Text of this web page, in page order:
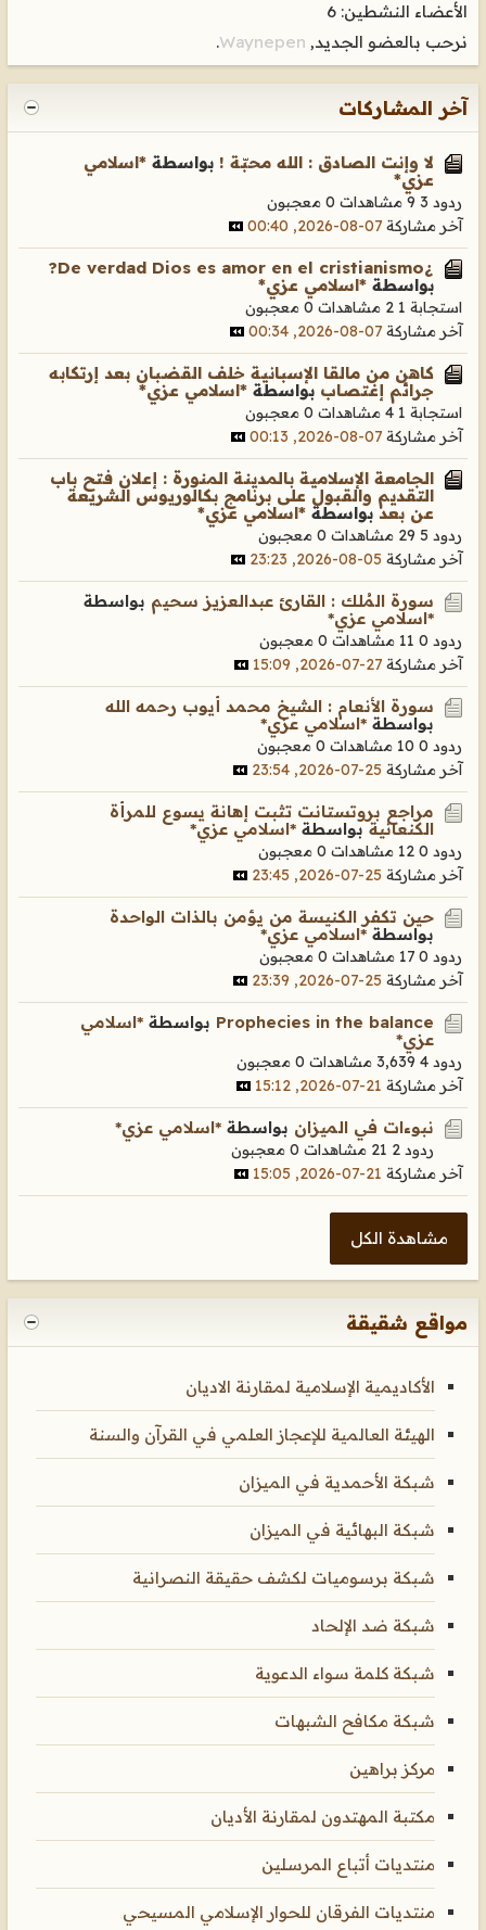
الأعضاء النشطين: 6
نرحب بالعضو الجديد, Waynepen
.
آخر المشاركات
لا وإنت الصادق : الله محبّة ! بواسطة *اسلامي
عزي*
ردود 3 9 مشاهدات
0 معجبون
آخر مشاركة 07-08-2026, 00:40
¿De verdad Dios es amor en el cristianismo?
بواسطة *اسلامي عزي*
استجابة 1 2 مشاهدات
0 معجبون
آخر مشاركة 07-08-2026, 00:34
كاهن من مالقا الإسبانية خلف القضبان بعد إرتكابه
جرائم إغتصاب بواسطة *اسلامي عزي*
استجابة 1 4 مشاهدات
0 معجبون
آخر مشاركة 07-08-2026, 00:13
الجامعة الإسلامية بالمدينة المنورة : إعلان فتح باب
التقديم والقبول على برنامج بكالوريوس الشريعة
عن بعد بواسطة *اسلامي عزي*
ردود 5 29 مشاهدات
0 معجبون
آخر مشاركة 05-08-2026, 23:23
سورة المُلك : القارئ عبدالعزيز سحيم بواسطة
*اسلامي عزي*
ردود 0 11 مشاهدات
0 معجبون
آخر مشاركة 27-07-2026, 15:09
سورة الأنعام : الشيخ محمد أيوب رحمه الله
بواسطة *اسلامي عزي*
ردود 0 10 مشاهدات
0 معجبون
آخر مشاركة 25-07-2026, 23:54
مراجع بروتستانت تثبت إهانة يسوع للمرأة
الكنعانية بواسطة *اسلامي عزي*
ردود 0 12 مشاهدات
0 معجبون
آخر مشاركة 25-07-2026, 23:45
حين تكفر الكنيسة من يؤمن بالذات الواحدة
بواسطة *اسلامي عزي*
ردود 0 17 مشاهدات
0 معجبون
آخر مشاركة 25-07-2026, 23:39
Prophecies in the balance بواسطة *اسلامي
عزي*
ردود 4 3,639 مشاهدات
0 معجبون
آخر مشاركة 21-07-2026, 15:12
نبوءات في الميزان بواسطة *اسلامي عزي*
ردود 2 21 مشاهدات
0 معجبون
آخر مشاركة 21-07-2026, 15:05
مشاهدة الكل
مواقع شقيقة
الأكاديمية الإسلامية لمقارنة الاديان
الهيئة العالمية للإعجاز العلمي في القرآن والسنة
شبكة الأحمدية في الميزان
شبكة البهائية في الميزان
شبكة برسوميات لكشف حقيقة النصرانية
شبكة ضد الإلحاد
شبكة كلمة سواء الدعوية
شبكة مكافح الشبهات
مركز براهين
مكتبة المهتدون لمقارنة الأديان
منتديات أتباع المرسلين
منتديات الفرقان للحوار الإسلامي المسيحي